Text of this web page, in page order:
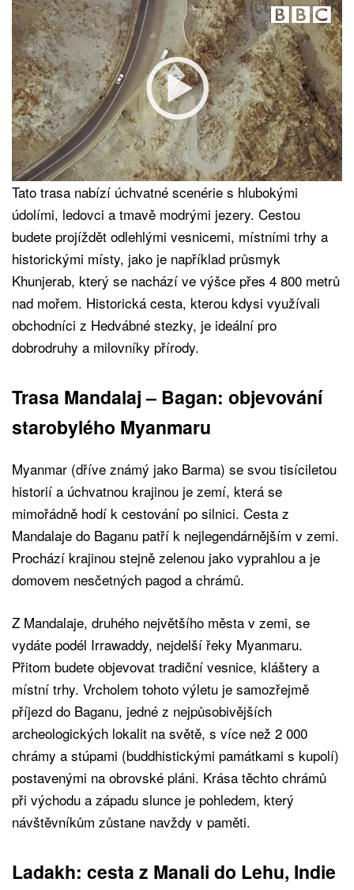
Tato trasa nabízí úchvatné scenérie s hlubokými
údolími, ledovci a tmavě modrými jezery. Cestou
budete projíždět odlehlými vesnicemi, místními trhy a
historickými místy, jako je například průsmyk
Khunjerab, který se nachází ve výšce přes 4 800 metrů
nad mořem. Historická cesta, kterou kdysi využívali
obchodníci z Hedvábné stezky, je ideální pro
dobrodruhy a milovníky přírody.
Trasa Mandalaj – Bagan: objevování
starobylého Myanmaru
Myanmar (dříve známý jako Barma) se svou tisíciletou
historií a úchvatnou krajinou je zemí, která se
mimořádně hodí k cestování po silnici. Cesta z
Mandalaje do Baganu patří k nejlegendárnějším v zemi.
Prochází krajinou stejně zelenou jako vyprahlou a je
domovem nesčetných pagod a chrámů.
Z Mandalaje, druhého největšího města v zemi, se
vydáte podél Irrawaddy, nejdelší řeky Myanmaru.
Přitom budete objevovat tradiční vesnice, kláštery a
místní trhy. Vrcholem tohoto výletu je samozřejmě
příjezd do Baganu, jedné z nejpůsobivějších
archeologických lokalit na světě, s více než 2 000
chrámy a stúpami (buddhistickými památkami s kupolí)
postavenými na obrovské pláni. Krása těchto chrámů
při východu a západu slunce je pohledem, který
návštěvníkům zůstane navždy v paměti.
Ladakh: cesta z Manali do Lehu, Indie